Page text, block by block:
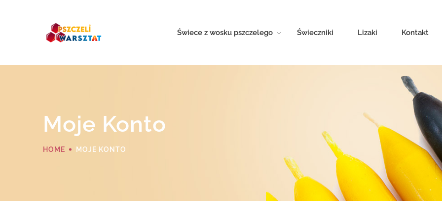
Świece z wosku pszczelego Świeczniki Lizaki Kontakt
Moje Konto
HOME MOJE KONTO